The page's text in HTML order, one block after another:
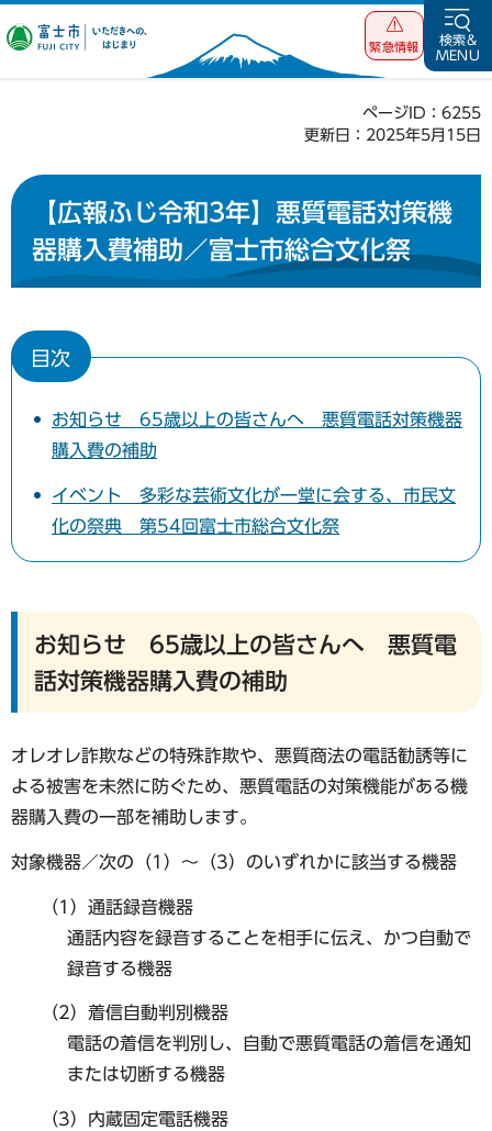
富士市 いただ
緊急情報
検索&
MENU
ページID：6255
更新日：2025年5月15日
【広報ふじ令和3年】悪質電話対策機
器購入費補助／富士市総合文化祭
目次
お知らせ 65歳以上の皆さんへ 悪質電話対策機器
購入費の補助
イベント 多彩な芸術文化が一堂に会する、市民文
化の祭典 第54回富士市総合文化祭
お知らせ 65歳以上の皆さんへ 悪質電
話対策機器購入費の補助
オレオレ詐欺などの特殊詐欺や、悪質商法の電話勧誘等に
よる被害を未然に防ぐため、悪質電話の対策機能がある機
器購入費の一部を補助します。
対象機器／次の（1）〜（3）のいずれかに該当する機器
（1）通話録音機器
通話内容を録音することを相手に伝え、かつ自動で
録音する機器
（2）着信自動判別機器
電話の着信を判別し、自動で悪質電話の着信を通知
または切断する機器
（3）内蔵固定電話機器